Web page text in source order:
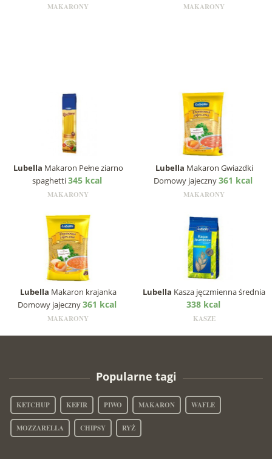
MAKARONY MAKARONY
Lubella Makaron Pełne ziarno
spaghetti345 kcal
MAKARONY
Lubella Makaron Gwiazdki
Domowy jajeczny361 kcal
MAKARONY
Lubella Makaron krajanka
Domowy jajeczny361 kcal
MAKARONY
Lubella Kasza jęczmienna średnia
338 kcal
KASZE
Popularne tagi
KETCHUP KEFIR PIWO MAKARON WAFLE
MOZZARELLA CHIPSY RYŻ